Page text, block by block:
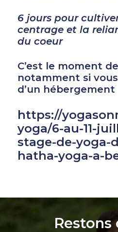
6 jours pour
centrage et la
du coeur
C’est le moment
notamment si
d’un hébergement
https://
yoga/6-au-11-
stage-de-yoga-
hatha-yoga-a-
Restons